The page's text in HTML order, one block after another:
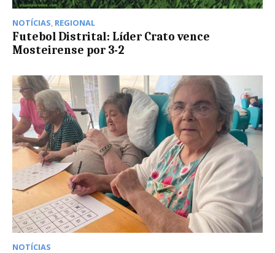
NOTÍCIAS REGIONAL
Futebol Distrital: Líder Crato vence
Mosteirense por 3-2
NOTÍCIAS